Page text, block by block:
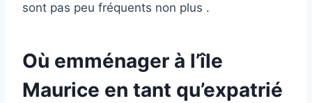
sont pas peu fréquents non plus .
Où emménager à l’île
Maurice en tant qu’expatrié